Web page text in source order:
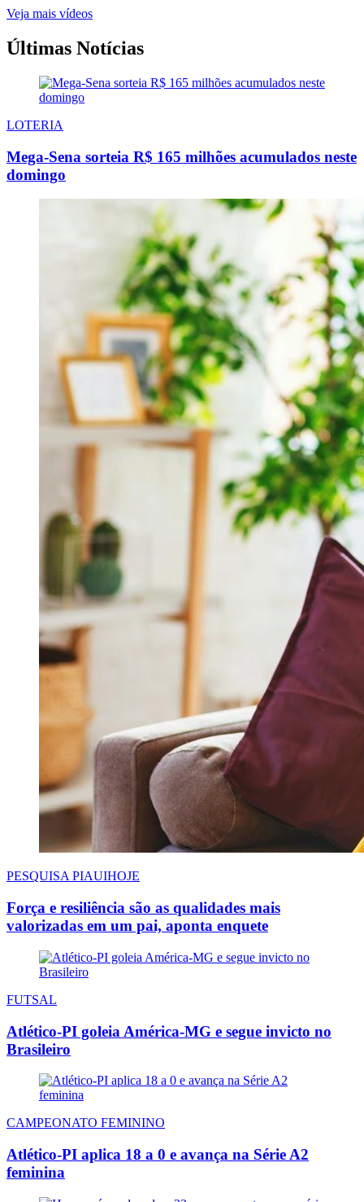
Veja mais vídeos
Últimas Notícias
LOTERIA
Mega-Sena sorteia R$ 165 milhões acumulados neste
domingo
PESQUISA PIAUIHOJE
Força e resiliência são as qualidades mais
valorizadas em um pai, aponta enquete
FUTSAL
Atlético-PI goleia América-MG e segue invicto no
Brasileiro
CAMPEONATO FEMININO
Atlético-PI aplica 18 a 0 e avança na Série A2
feminina